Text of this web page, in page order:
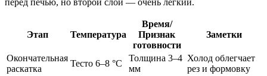
перед печью, но второй слой — очень лёгкий.
Этап Температура
Время/
Признак
готовности
Заметки
Окончательная
раскатка
Тесто 6–8 °C
Толщина 3–4
мм
Холод облегчает
рез и формовку